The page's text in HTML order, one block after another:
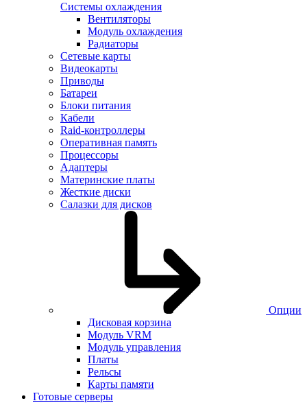
Системы охлаждения
Вентиляторы
Модуль охлаждения
Радиаторы
Сетевые карты
Видеокарты
Приводы
Батареи
Блоки питания
Кабели
Raid-контроллеры
Оперативная память
Процессоры
Адаптеры
Материнские платы
Жесткие диски
Салазки для дисков
Опции
Дисковая корзина
Модуль VRM
Модуль управления
Платы
Рельсы
Карты памяти
Готовые серверы